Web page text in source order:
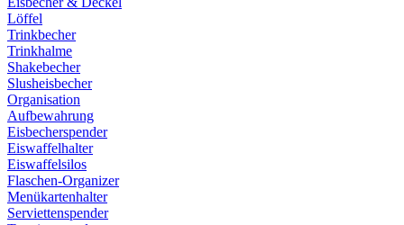
Löffel
Trinkbecher
Trinkhalme
Shakebecher
Slusheisbecher
Organisation
Aufbewahrung
Eisbecherspender
Eiswaffelhalter
Eiswaffelsilos
Flaschen-Organizer
Menükartenhalter
Serviettenspender